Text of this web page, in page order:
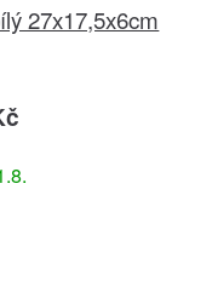
27x17,5x6cm